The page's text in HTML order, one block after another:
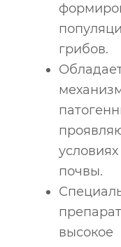
грибов.
почвы.